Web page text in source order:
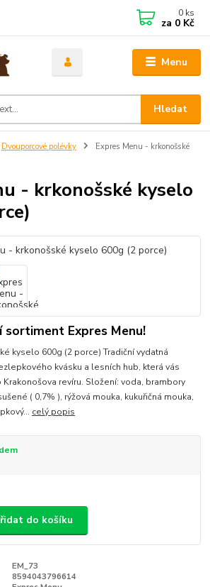
Menu
Hledat
0 ks
za 0 Kč
Dvouporcové polévky
Expres Menu - krkonošské
- krkonošské kyselo
Expres Menu!
kyselo 600g (2 porce) Tradiční vydatná
kvásku a lesních hub, která vás
revíru. Složení: voda, brambory
( 0,7% ), rýžová mouka, kukuřičná mouka,
celý popis
do košíku
EM_73
8594043796614